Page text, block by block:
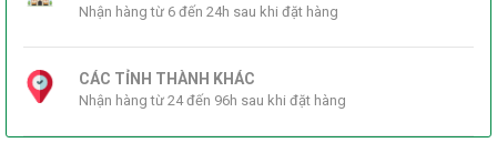
Nhận hàng từ 6 đến 24h sau khi đặt hàng
CÁC TỈNH THÀNH KHÁC
Nhận hàng từ 24 đến 96h sau khi đặt hàng